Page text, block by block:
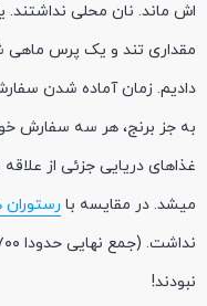
اش ماند. نان محلی
مقداری تند و یک پرس
دادیم. زمان آماده شدن
به جز برنج، هر سه سفارش
غذاهای دریایی جزئی از
میشد. در مقایسه با رستوران
نبودند!